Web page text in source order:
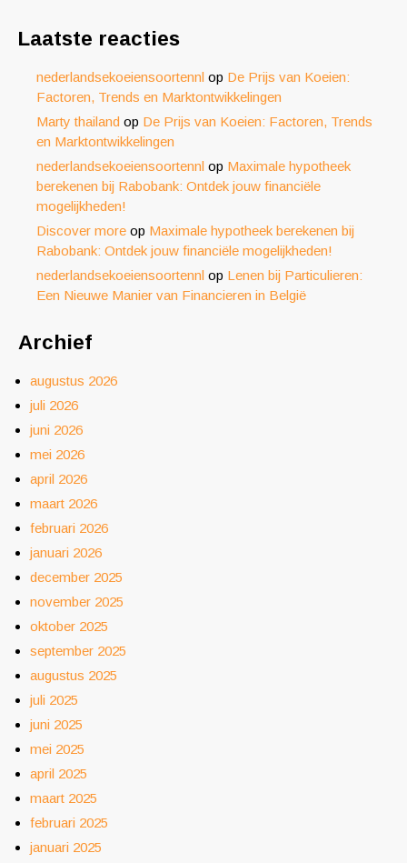
Laatste reacties
nederlandsekoeiensoortennl op De Prijs van Koeien:
Factoren, Trends en Marktontwikkelingen
Marty thailand op De Prijs van Koeien: Factoren, Trends
en Marktontwikkelingen
nederlandsekoeiensoortennl op Maximale hypotheek
berekenen bij Rabobank: Ontdek jouw financiële
mogelijkheden!
Discover more op Maximale hypotheek berekenen bij
Rabobank: Ontdek jouw financiële mogelijkheden!
nederlandsekoeiensoortennl op Lenen bij Particulieren:
Een Nieuwe Manier van Financieren in België
Archief
augustus 2026
juli 2026
juni 2026
mei 2026
april 2026
maart 2026
februari 2026
januari 2026
december 2025
november 2025
oktober 2025
september 2025
augustus 2025
juli 2025
juni 2025
mei 2025
april 2025
maart 2025
februari 2025
januari 2025